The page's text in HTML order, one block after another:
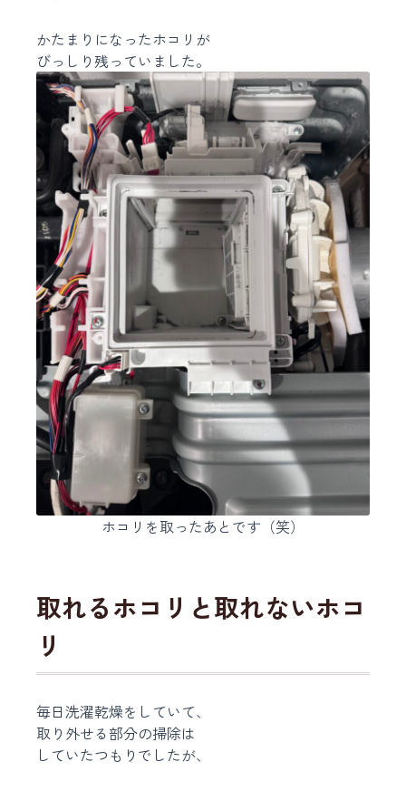
かたまりになったホコリが
びっしり残っていました。
ホコリを取ったあとです（笑）
取れるホコリと取れないホコ
リ
毎日洗濯乾燥をしていて、
取り外せる部分の掃除は
していたつもりでしたが、